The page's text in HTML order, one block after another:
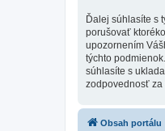
Ďalej súhlasíte s
porušovať
upozornením
týchto
súhlasíte s
zodpovednosť za
Obsah portálu